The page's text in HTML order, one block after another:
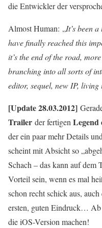
die Entwickler der
Almost Human: „It’s been
have finally reached this
it’s the end of the road,
branching into all sorts of
editor, sequel, new IP,
[Update 28.03.2012]
Trailer der fertigen
der ein paar mehr Details
scheint mit Absicht so
Schach – das kann auf dem
Vorteil sein, wenn es mal
schon recht schick aus,
ersten, guten Eindruck…
die iOS-Version machen!